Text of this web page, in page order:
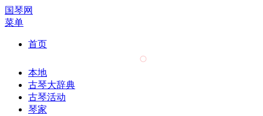
国琴网
菜单
首页
本地
古琴大辞典
古琴活动
琴家